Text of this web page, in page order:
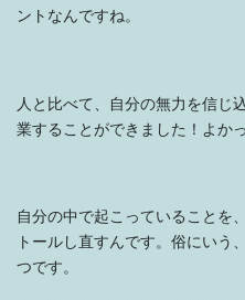
ントなんですね。
人と比べて、自分の無力を信じ
業することができました！よか
自分の中で起こっていることを
トールし直すんです。俗にいう
つです。